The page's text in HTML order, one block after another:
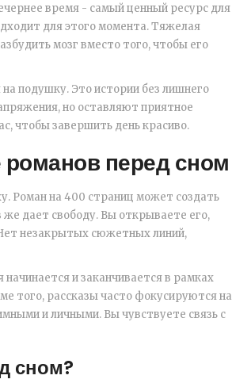
время - самый ценный ресурс для
для этого момента. Тяжелая
мозг вместо того, чтобы его
подушку. Это истории без лишнего
но оставляют приятное
чтобы завершить день красиво.
перед сном
Роман на 400 страниц может создать
же дает свободу. Вы открываете его,
незакрытых сюжетных линий,
и заканчивается в рамках
того, рассказы часто фокусируются на
и личными. Вы чувствуете связь с
сном?